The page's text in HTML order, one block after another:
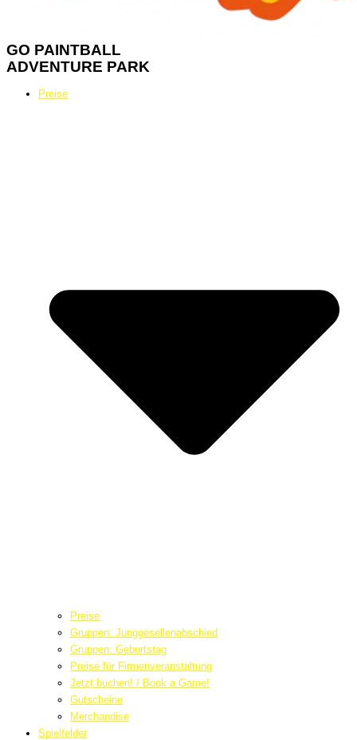
GO PAINTBALL
ADVENTURE PARK
Preise
Preise
Gruppen: Junggesellenabschied
Gruppen: Geburtstag
Preise für Firmenveranstaltung
Jetzt buchen! / Book a Game!
Gutscheine
Merchandise
Spielfelder